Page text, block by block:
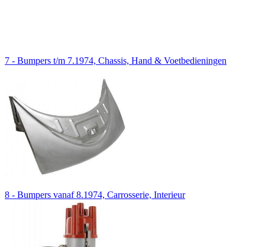
7 - Bumpers t/m 7.1974, Chassis, Hand & Voetbedieningen
8 - Bumpers vanaf 8.1974, Carrosserie, Interieur